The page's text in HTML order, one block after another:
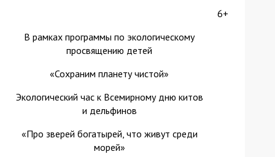
В рамках программы по экологическому
просвящению детей
«Сохраним планету чистой»
Экологический час к Всемирному дню китов
и дельфинов
«Про зверей богатырей, что живут среди
морей»
6+